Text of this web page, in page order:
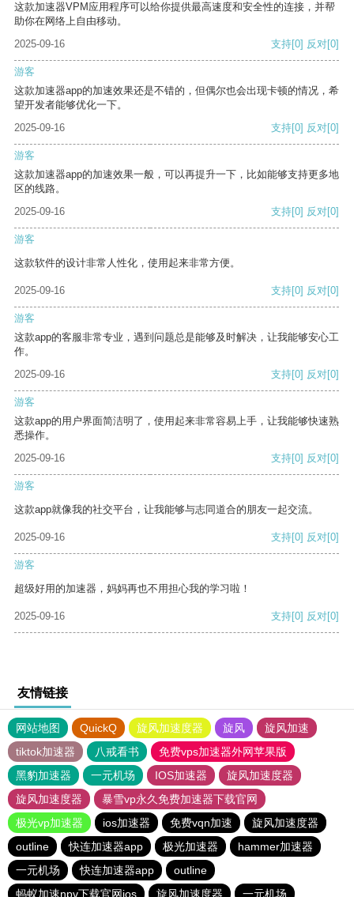
这款加速器VPM应用程序可以给你提供最高速度和安全性的连接，并帮
助你在网络上自由移动。
2025-09-16
支持[0] 反对[0]
游客
这款加速器app的加速效果还是不错的，但偶尔也会出现卡顿的情况，希
望开发者能够优化一下。
2025-09-16
支持[0] 反对[0]
游客
这款加速器app的加速效果一般，可以再提升一下，比如能够支持更多地
区的线路。
2025-09-16
支持[0] 反对[0]
游客
这款软件的设计非常人性化，使用起来非常方便。
2025-09-16 支持[0] 反对[0]
游客
这款app的客服非常专业，遇到问题总是能够及时解决，让我能够安心工
作。
2025-09-16
支持[0] 反对[0]
游客
这款app的用户界面简洁明了，使用起来非常容易上手，让我能够快速熟
悉操作。
2025-09-16
支持[0] 反对[0]
游客
这款app就像我的社交平台，让我能够与志同道合的朋友一起交流。
2025-09-16 支持[0] 反对[0]
游客
超级好用的加速器，妈妈再也不用担心我的学习啦！
2025-09-16 支持[0] 反对[0]
友情链接
网站地图 QuickQ 旋风加速度器 旋风
旋风加速
tiktok加速器
八戒看书
免费vps加速器外网苹果版
黑豹加速器
一元机场 IOS加速器
旋风加速度器
旋风加速度器
暴雪vp永久免费加速器下载官网
极光vp加速器
ios加速器 免费vqn加速
旋风加速度器
outline
快连加速器app 极光加速器
hammer加速器
一元机场
快连加速器app
outline
蚂蚁加速npv下载官网ios
旋风加速度器 一元机场